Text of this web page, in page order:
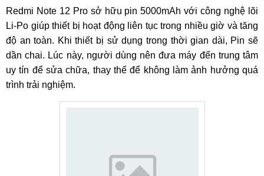
Tháo các phần linh kiện liên quan ra khỏi main
Bước 6:
Sau khi sửa xong, lắp lại các linh kiện và test lại
toàn bộ chức năng của điện thoại.
: Hướng dẫn khách hàng tự kiểm tra lại Redmi Note
Redmi Note 12 Pro sở hữu pin 5000mAh với công nghệ lõi
Li-Po giúp thiết bị hoạt động liên tục trong nhiều giờ và tăng
độ an toàn. Khi thiết bị sử dụng trong thời gian dài, Pin sẽ
dần chai. Lúc này, người dùng nên đưa máy đến trung tâm
uy tín để sửa chữa, thay thế để không làm ảnh hưởng quá
trình trải nghiệm.